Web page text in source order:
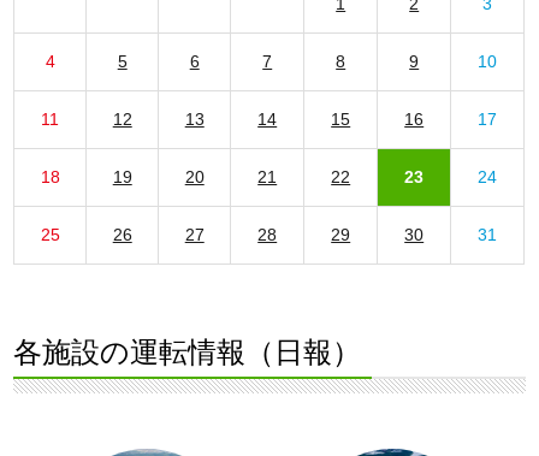
4 5 6 7 8 9 10
11 12 13 14 15 16 17
18 19 20 21 22 23 24
25 26 27 28 29 30 31
各施設の運転情報（日報）